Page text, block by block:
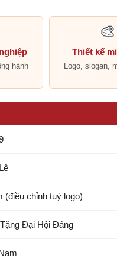
hành
🎨
Thiết kế
Logo, slogan,
(điều chỉnh tuỳ logo)
Đại Hội Đảng